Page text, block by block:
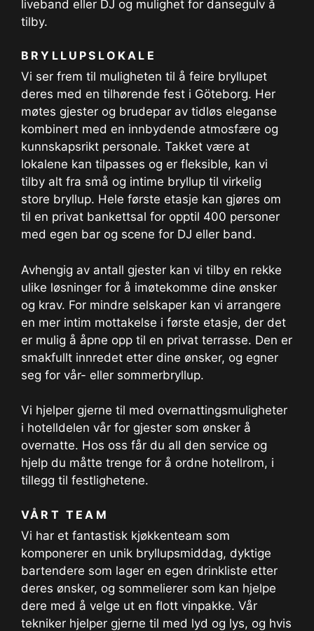
liveband eller DJ og mulighet for dansegulv å
tilby.
BRYLLUPSLOKALE
Vi ser frem til muligheten til å feire bryllupet
deres med en tilhørende fest i Göteborg. Her
møtes gjester og brudepar av tidløs eleganse
kombinert med en innbydende atmosfære og
kunnskapsrikt personale. Takket være at
lokalene kan tilpasses og er fleksible, kan vi
tilby alt fra små og intime bryllup til virkelig
store bryllup. Hele første etasje kan gjøres om
til en privat bankettsal for opptil 400 personer
med egen bar og scene for DJ eller band.
Avhengig av antall gjester kan vi tilby en rekke
ulike løsninger for å imøtekomme dine ønsker
og krav. For mindre selskaper kan vi arrangere
en mer intim mottakelse i første etasje, der det
er mulig å åpne opp til en privat terrasse. Den er
smakfullt innredet etter dine ønsker, og egner
seg for vår- eller sommerbryllup.
Vi hjelper gjerne til med overnattingsmuligheter
i hotelldelen vår for gjester som ønsker å
overnatte. Hos oss får du all den service og
hjelp du måtte trenge for å ordne hotellrom, i
tillegg til festlighetene.
VÅRT TEAM
Vi har et fantastisk kjøkkenteam som
komponerer en unik bryllupsmiddag, dyktige
bartendere som lager en egen drinkliste etter
deres ønsker, og sommelierer som kan hjelpe
dere med å velge ut en flott vinpakke. Vår
tekniker hjelper gjerne til med lyd og lys, og hvis